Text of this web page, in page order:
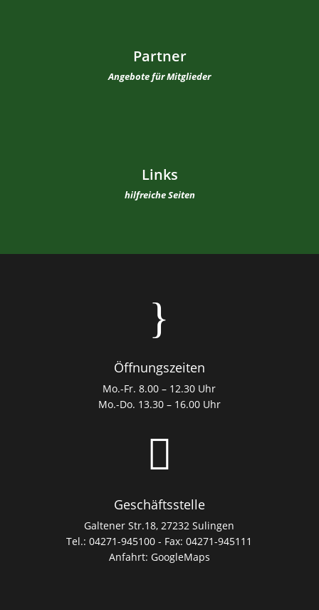
Partner
Angebote für Mitglieder
Links
hilfreiche Seiten
}
Öffnungszeiten
Mo.-Fr. 8.00 – 12.30 Uhr
Mo.-Do. 13.30 – 16.00 Uhr

Geschäftsstelle
Galtener Str.18, 27232 Sulingen
Tel.: 04271-945100 - Fax: 04271-945111
Anfahrt: GoogleMaps